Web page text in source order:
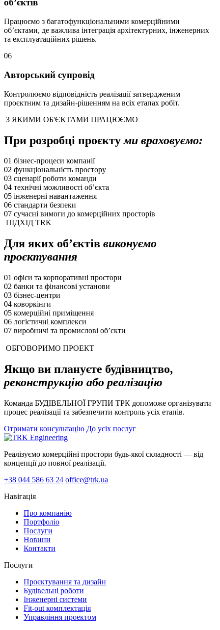
об’єктів
Працюємо з багатофункціональними комерційними
об’єктами, де важлива інтеграція архітектурних, інженерних
та експлуатаційних рішень.
06
Авторський супровід
Контролюємо відповідність реалізації затвердженим
проєктним та дизайн-рішенням на всіх етапах робіт.
З ЯКИМИ ОБ'ЄКТАМИ ПРАЦЮЄМО
При розробці проєктуми враховуємо:
01 бізнес-процеси компанії
02 функціональність простору
03 сценарії роботи команди
04 технічні можливості об’єкта
05 інженерні навантаження
06 стандарти безпеки
07 сучасні вимоги до комерційних просторів
ПІДХІД TRK
Для яких об’єктів виконуємо
проєктування
01 офіси та корпоративні простори
02 банки та фінансові установи
03 бізнес-центри
04 коворкінги
05 комерційні приміщення
06 логістичні комплекси
07 виробничі та промислові об’єкти
ОБГОВОРИМО ПРОЕКТ
Якщо ви плануєте будівництво,
реконструкцію або реалізацію
Команда БУДІВЕЛЬНОЇ ГРУПИ ТРК допоможе організувати
процес реалізації та забезпечити контроль усіх етапів.
Отримати консультацію До усіх послуг
Реалізуємо комерційні простори будь-якої складності — від
концепції до повної реалізації.
+38 044 586 63 24 office@trk.ua
Навігація
Про компанію
Портфоліо
Послуги
Новини
Контакти
Послуги
Проєктування та дизайн
Будівельні роботи
Інженерні системи
Fit-out комплектація
Управління проектом